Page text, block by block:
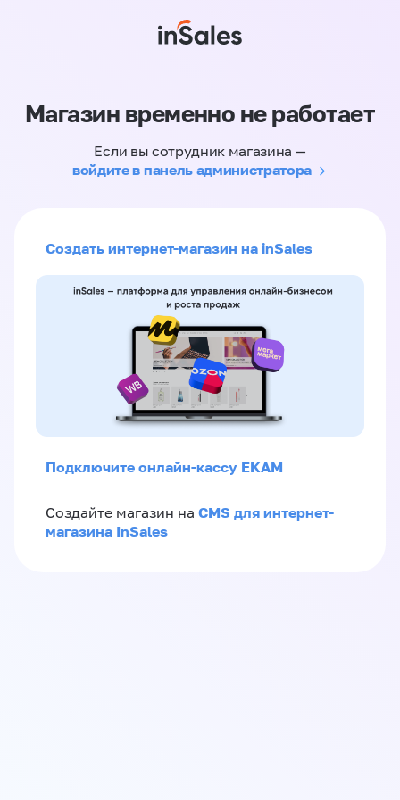
Магазин временно не работает
Если вы сотрудник магазина —
войдите в панель администратора
Создать интернет-магазин на inSales
Подключите онлайн-кассу ЕКАМ
Создайте магазин на CMS для интернет-
магазина InSales